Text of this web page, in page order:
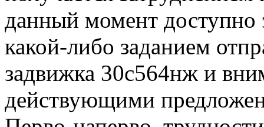
данный момент доступно
какой-либо заданием
задвижка 30с564нж и
действующими